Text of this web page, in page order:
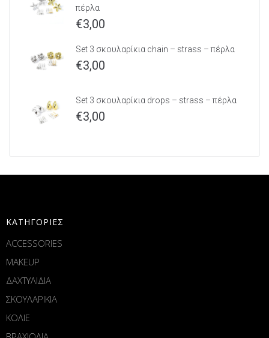
πέρλα
€3,00
Set 3 σκουλαρίκια chain – strass – πέρλα
€3,00
Set 3 σκουλαρίκια drops – strass – πέρλα
€3,00
ΚΑΤΗΓΟΡΙΕΣ
ACCESSORIES
MAKEUP
ΔΑΧΤΥΛΙΔΙΑ
ΣΚΟΥΛΑΡΙΚΙΑ
ΚΟΛΙΕ